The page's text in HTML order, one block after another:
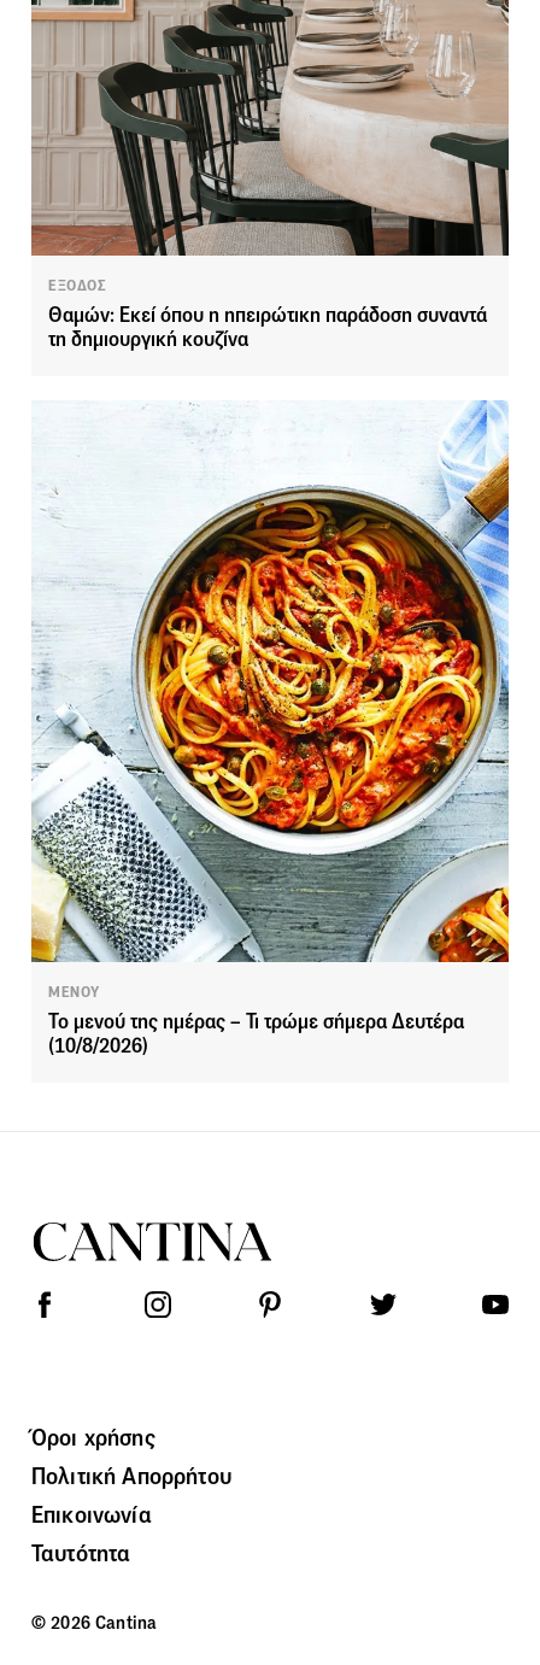
ΕΞΟΔΟΣ
Θαμών: Εκεί όπου η ηπειρώτικη παράδοση συναντά
τη δημιουργική κουζίνα
ΜΕΝΟΥ
Το μενού της ημέρας – Τι τρώμε σήμερα Δευτέρα
(10/8/2026)
Όροι χρήσης
Πολιτική Απορρήτου
Επικοινωνία
Ταυτότητα
© 2026 Cantina